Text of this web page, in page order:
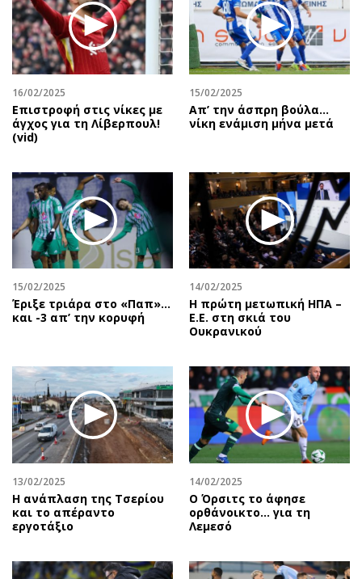
Μουσική
Εικαστικά
Βιβλίο
Χειρόγραφα
Uncut
Προσφορές
Προσωπικότητες στην ''Κ''
Επιστολές
16/02/2025
Επιστροφή στις νίκες με
άγχος για τη Λίβερπουλ!
(vid)
15/02/2025
Απ’ την άσπρη βούλα…
νίκη ενάμιση μήνα μετά
15/02/2025
Έριξε τριάρα στο «Παπ»…
και -3 απ’ την κορυφή
14/02/2025
Η πρώτη μετωπική ΗΠΑ –
Ε.Ε. στη σκιά του
Ουκρανικού
13/02/2025
Η ανάπλαση της Τσερίου
και το απέραντο
εργοτάξιο
14/02/2025
Ο Όρσιτς το άφησε
ορθάνοικτο... για τη
Λεμεσό